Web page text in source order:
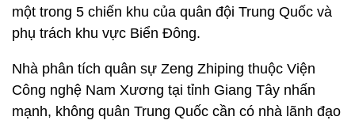
một trong 5 chiến khu của quân đội Trung Quốc và
phụ trách khu vực Biển Đông.
Nhà phân tích quân sự Zeng Zhiping thuộc Viện
Công nghệ Nam Xương tại tỉnh Giang Tây nhấn
mạnh, không quân Trung Quốc cần có nhà lãnh đạo